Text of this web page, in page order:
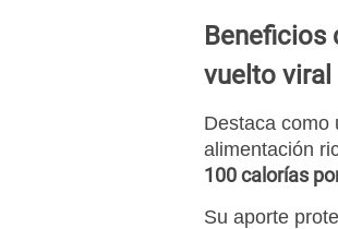
Beneficios
vuelto viral
Destaca como
alimentación
100 calorías
Su aporte